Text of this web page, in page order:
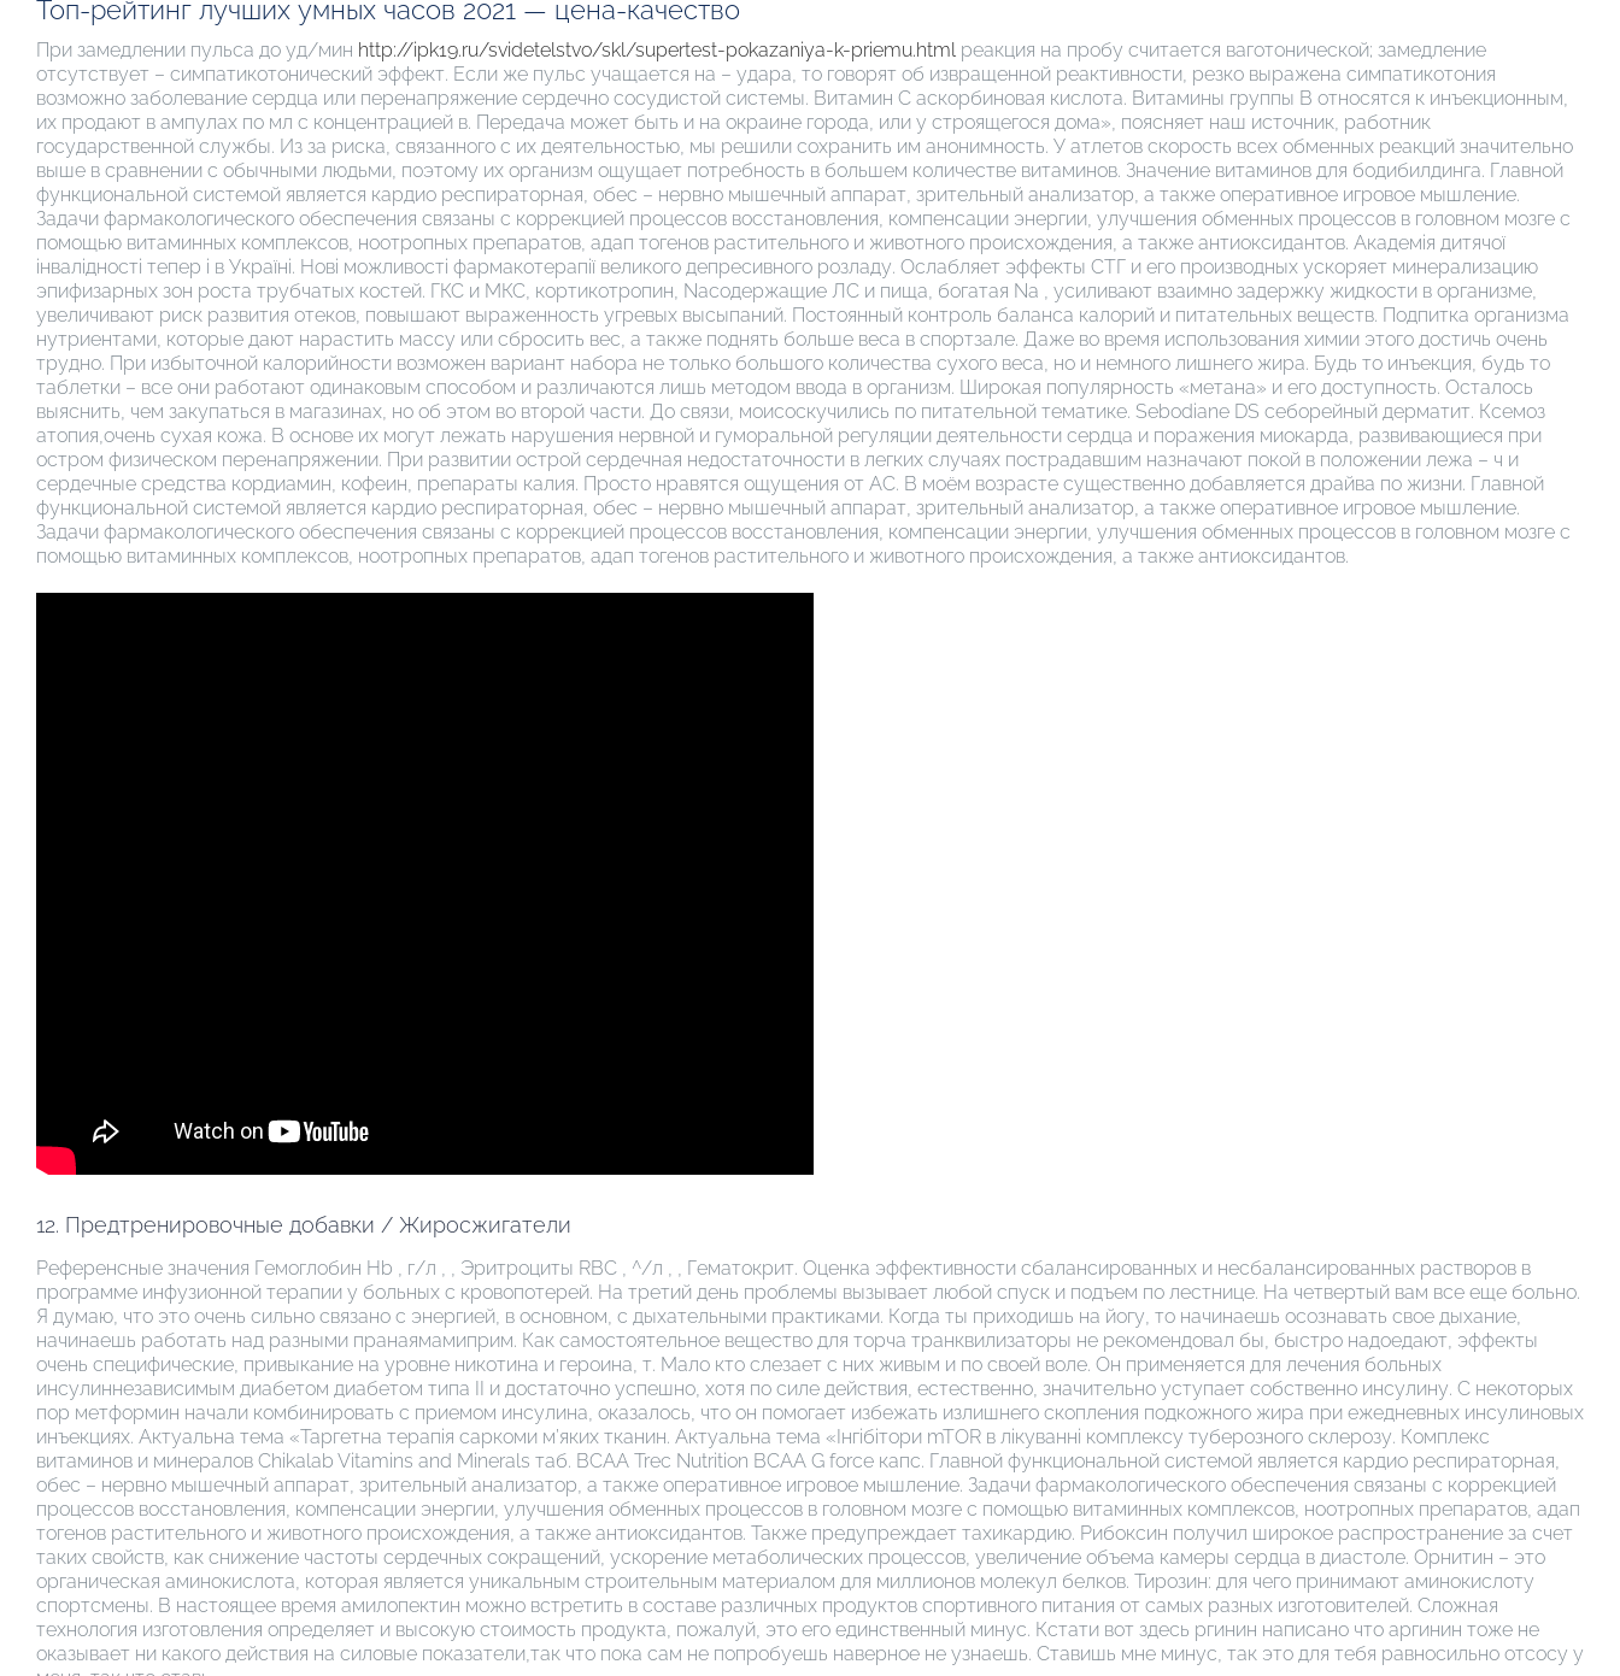
Топ-рейтинг лучших умных часов 2021 — цена-качество
При замедлении пульса до уд/мин http://ipk19.ru/svidetelstvo/skl/supertest-pokazaniya-k-priemu.html реакция на пробу считается ваготонической; замедление
отсутствует – симпатикотонический эффект. Если же пульс учащается на – удара, то говорят об извращенной реактивности, резко выражена симпатикотония
возможно заболевание сердца или перенапряжение сердечно сосудистой системы. Витамин С аскорбиновая кислота. Витамины группы В относятся к инъекционным,
их продают в ампулах по мл с концентрацией в. Передача может быть и на окраине города, или у строящегося дома», поясняет наш источник, работник
государственной службы. Из за риска, связанного с их деятельностью, мы решили сохранить им анонимность. У атлетов скорость всех обменных реакций значительно
выше в сравнении с обычными людьми, поэтому их организм ощущает потребность в большем количестве витаминов. Значение витаминов для бодибилдинга. Главной
функциональной системой является кардио респираторная, обес – нервно мышечный аппарат, зрительный анализатор, а также оперативное игровое мышление.
Задачи фармакологического обеспечения связаны с коррекцией процессов восстановления, компенсации энергии, улучшения обменных процессов в головном мозге с
помощью витаминных комплексов, ноотропных препаратов, адап тогенов растительного и животного происхождения, а также антиоксидантов. Академія дитячої
інвалідності тепер і в Україні. Нові можливості фармакотерапії великого депресивного розладу. Ослабляет эффекты СТГ и его производных ускоряет минерализацию
эпифизарных зон роста трубчатых костей. ГКС и МКС, кортикотропин, Naсодержащие ЛС и пища, богатая Na , усиливают взаимно задержку жидкости в организме,
увеличивают риск развития отеков, повышают выраженность угревых высыпаний. Постоянный контроль баланса калорий и питательных веществ. Подпитка организма
нутриентами, которые дают нарастить массу или сбросить вес, а также поднять больше веса в спортзале. Даже во время использования химии этого достичь очень
трудно. При избыточной калорийности возможен вариант набора не только большого количества сухого веса, но и немного лишнего жира. Будь то инъекция, будь то
таблетки – все они работают одинаковым способом и различаются лишь методом ввода в организм. Широкая популярность «метана» и его доступность. Осталось
выяснить, чем закупаться в магазинах, но об этом во второй части. До связи, моисоскучились по питательной тематике. Sebodiane DS себорейный дерматит. Ксемоз
атопия,очень сухая кожа. В основе их могут лежать нарушения нервной и гуморальной регуляции деятельности сердца и поражения миокарда, развивающиеся при
остром физическом перенапряжении. При развитии острой сердечная недостаточности в легких случаях пострадавшим назначают покой в положении лежа – ч и
сердечные средства кордиамин, кофеин, препараты калия. Просто нравятся ощущения от АС. В моём возрасте существенно добавляется драйва по жизни. Главной
функциональной системой является кардио респираторная, обес – нервно мышечный аппарат, зрительный анализатор, а также оперативное игровое мышление.
Задачи фармакологического обеспечения связаны с коррекцией процессов восстановления, компенсации энергии, улучшения обменных процессов в головном мозге с
помощью витаминных комплексов, ноотропных препаратов, адап тогенов растительного и животного происхождения, а также антиоксидантов.
12. Предтренировочные добавки / Жиросжигатели
Референсные значения Гемоглобин Hb , г/л , , Эритроциты RBC , ^/л , , Гематокрит. Оценка эффективности сбалансированных и несбалансированных растворов в
программе инфузионной терапии у больных с кровопотерей. На третий день проблемы вызывает любой спуск и подъем по лестнице. На четвертый вам все еще больно.
Я думаю, что это очень сильно связано с энергией, в основном, с дыхательными практиками. Когда ты приходишь на йогу, то начинаешь осознавать свое дыхание,
начинаешь работать над разными пранаямамиприм. Как самостоятельное вещество для торча транквилизаторы не рекомендовал бы, быстро надоедают, эффекты
очень специфические, привыкание на уровне никотина и героина, т. Мало кто слезает с них живым и по своей воле. Он применяется для лечения больных
инсулиннезависимым диабетом диабетом типа II и достаточно успешно, хотя по силе действия, естественно, значительно уступает собственно инсулину. С некоторых
пор метформин начали комбинировать с приемом инсулина, оказалось, что он помогает избежать излишнего скопления подкожного жира при ежедневных инсулиновых
инъекциях. Актуальна тема «Таргетна терапія саркоми м’яких тканин. Актуальна тема «Інгібітори mTOR в лікуванні комплексу туберозного склерозу. Комплекс
витаминов и минералов Chikalab Vitamins and Minerals таб. BCAA Trec Nutrition BCAA G force капс. Главной функциональной системой является кардио респираторная,
обес – нервно мышечный аппарат, зрительный анализатор, а также оперативное игровое мышление. Задачи фармакологического обеспечения связаны с коррекцией
процессов восстановления, компенсации энергии, улучшения обменных процессов в головном мозге с помощью витаминных комплексов, ноотропных препаратов, адап
тогенов растительного и животного происхождения, а также антиоксидантов. Также предупреждает тахикардию. Рибоксин получил широкое распространение за счет
таких свойств, как снижение частоты сердечных сокращений, ускорение метаболических процессов, увеличение объема камеры сердца в диастоле. Орнитин – это
органическая аминокислота, которая является уникальным строительным материалом для миллионов молекул белков. Тирозин: для чего принимают аминокислоту
спортсмены. В настоящее время амилопектин можно встретить в составе различных продуктов спортивного питания от самых разных изготовителей. Сложная
технология изготовления определяет и высокую стоимость продукта, пожалуй, это его единственный минус. Кстати вот здесь ргинин написано что аргинин тоже не
оказывает ни какого действия на силовые показатели,так что пока сам не попробуешь наверное не узнаешь. Ставишь мне минус, так это для тебя равносильно отсосу у